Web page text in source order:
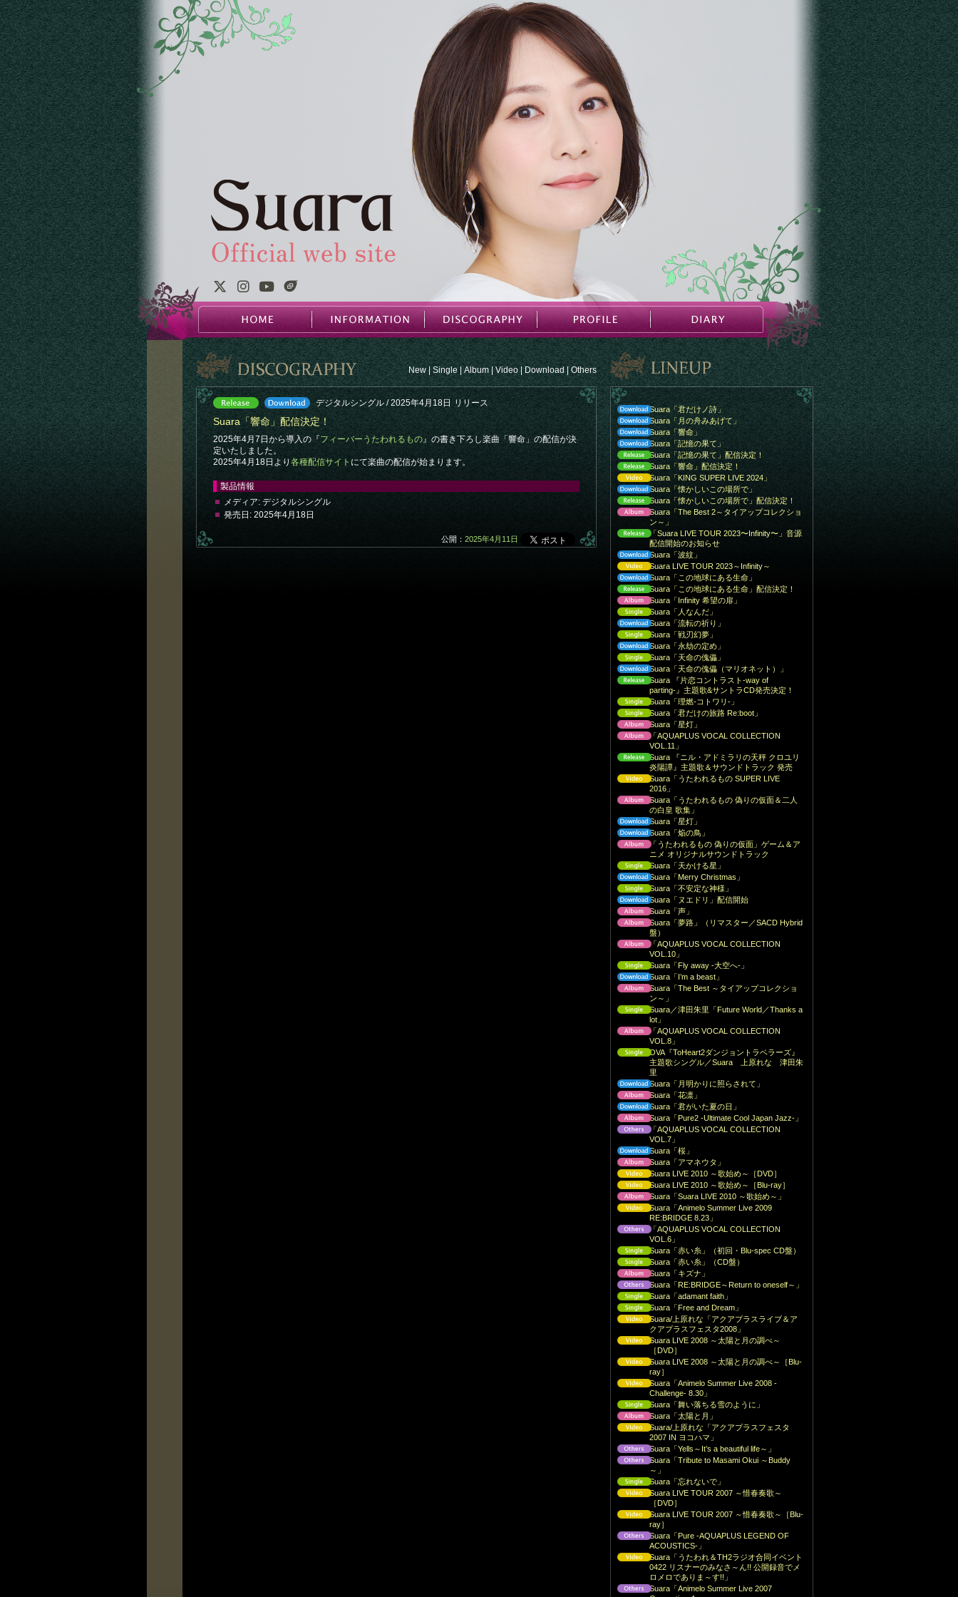
New | Single | Album | Video | Download Others
デジタルシングル / 2025年4月18日 リリース
Suara「響命」配信決定！
2025年4月7日から導入の『フィーバーうたわれるもの』の書き下ろし楽曲「響命」の配信が決
定いたしました。
2025年4月18日より 各種配信サイト にて楽曲の配信が始まります。
製品情報
メディア: デジタルシングル
発売日: 2025年4月18日
公開： 2025年4月11日
Suara「君だけノ詩」
Suara「月の舟みあげて」
Suara「響命」
Suara「記憶の果て」
Suara「記憶の果て」配信決定！
Suara「響命」配信決定！
Suara「KING SUPER LIVE 2024」
Suara「懐かしいこの場所で」
Suara「懐かしいこの場所で」配信決定！
Suara「The Best 2～タイアップコレクショ
ン～」
「Suara LIVE TOUR 2023〜Infinity〜」音源
配信開始のお知らせ
Suara「波紋」
Suara LIVE TOUR 2023～Infinity～
Suara「この地球にある生命」
Suara「この地球にある生命」配信決定！
Suara「Infinity 希望の扉」
Suara「人なんだ」
Suara「流転の祈り」
Suara「戦刃幻夢」
Suara「永劫の定め」
Suara「天命の傀儡」
Suara「天命の傀儡（マリオネット）」
Suara 『片恋コントラスト-way of
parting-』主題歌&サントラCD発売決定！
Suara「理燃-コトワリ-」
Suara「君だけの旅路 Re:boot」
Suara「星灯」
「AQUAPLUS VOCAL COLLECTION
VOL.11」
Suara 『ニル・アドミラリの天秤 クロユリ
炎陽譚』主題歌＆サウンドトラック 発売
Suara「うたわれるもの SUPER LIVE
2016」
Suara「うたわれるもの 偽りの仮面＆二人
の白皇 歌集」
Suara「星灯」
Suara「焔の鳥」
「うたわれるもの 偽りの仮面」ゲーム＆ア
ニメ オリジナルサウンドトラック
Suara「天かける星」
Suara「Merry Christmas」
Suara「不安定な神様」
Suara「ヌエドリ」配信開始
Suara「声」
Suara「夢路」（リマスター／SACD Hybrid
盤）
「AQUAPLUS VOCAL COLLECTION
VOL.10」
Suara「Fly away -大空へ-」
Suara「I’m a beast」
Suara「The Best ～タイアップコレクショ
ン～」
Suara／津田朱里「Future World／Thanks a
lot」
「AQUAPLUS VOCAL COLLECTION
VOL.8」
OVA『ToHeart2ダンジョントラベラーズ』
主題歌シングル／Suara 上原れな 津田朱
里
Suara「月明かりに照らされて」
Suara「花凛」
Suara「君がいた夏の日」
Suara「Pure2 -Ultimate Cool Japan Jazz-」
「AQUAPLUS VOCAL COLLECTION
VOL.7」
Suara「桜」
Suara「アマネウタ」
Suara LIVE 2010 ～歌始め～［DVD］
Suara LIVE 2010 ～歌始め～［Blu-ray］
Suara「Suara LIVE 2010 ～歌始め～」
Suara「Animelo Summer Live 2009
RE:BRIDGE 8.23」
「AQUAPLUS VOCAL COLLECTION
VOL.6」
Suara「赤い糸」（初回・Blu-spec CD盤）
Suara「赤い糸」（CD盤）
Suara「キズナ」
Suara「RE:BRIDGE～Return to oneself～」
Suara「adamant faith」
Suara「Free and Dream」
Suara/上原れな「アクアプラスライブ＆ア
クアプラスフェスタ2008」
Suara LIVE 2008 ～太陽と月の調べ～
［DVD］
Suara LIVE 2008 ～太陽と月の調べ～［Blu-
ray］
Suara「Animelo Summer Live 2008 -
Challenge- 8.30」
Suara「舞い落ちる雪のように」
Suara「太陽と月」
Suara/上原れな「アクアプラスフェスタ
2007 IN ヨコハマ」
Suara「Yells～It’s a beautiful life～」
Suara「Tribute to Masami Okui ～Buddy
～」
Suara「忘れないで」
Suara LIVE TOUR 2007 ～惜春奏歌～
［DVD］
Suara LIVE TOUR 2007 ～惜春奏歌～［Blu-
ray］
Suara「Pure -AQUAPLUS LEGEND OF
ACOUSTICS-」
Suara「うたわれ＆TH2ラジオ合同イベント
0422 リスナーのみなさ～ん!! 公開録音でメ
ロメロでありま～す!!」
Suara「Animelo Summer Live 2007